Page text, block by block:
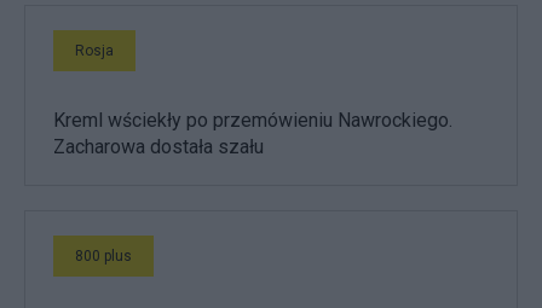
Rosja
Kreml wściekły po przemówieniu Nawrockiego.
Zacharowa dostała szału
800 plus